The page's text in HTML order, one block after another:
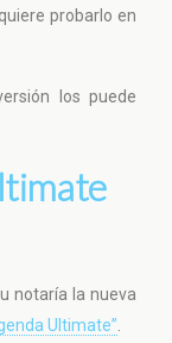
probarlo en
los puede
notaría la nueva
Ultimate”